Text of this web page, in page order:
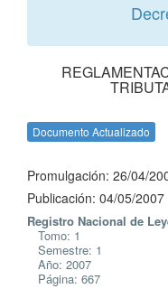
Documento Actualizado
Promulgación: 26/04/
Publicación: 04/05/2007
Registro Nacional de
Tomo: 1
Semestre: 1
Año: 2007
Página: 667